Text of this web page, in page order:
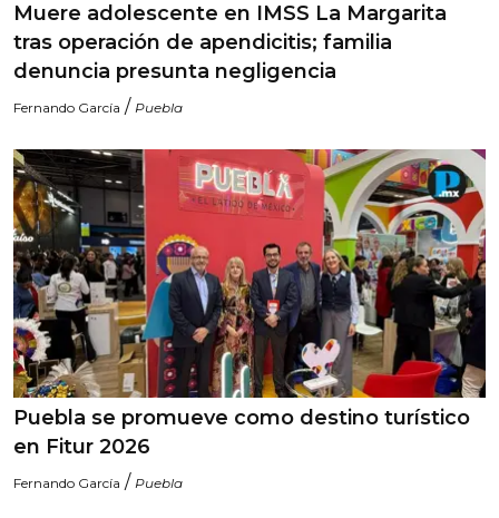
Muere adolescente en IMSS La Margarita
tras operación de apendicitis; familia
denuncia presunta negligencia
Fernando García / Puebla
Puebla se promueve como destino turístico
en Fitur 2026
Fernando García / Puebla